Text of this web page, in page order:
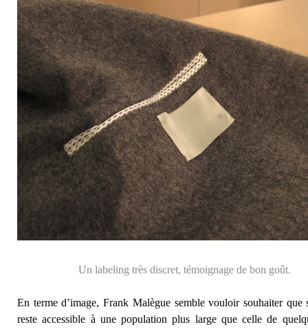
Un labeling très discret, témoignage de bon goût.
En terme d’image, Frank Malègue semble vouloir souhaiter que
reste accessible à une population plus large que celle de